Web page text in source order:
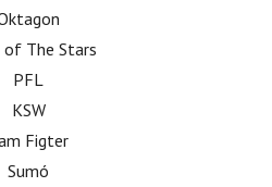
of The Stars
PFL
KSW
Figter
Sumó